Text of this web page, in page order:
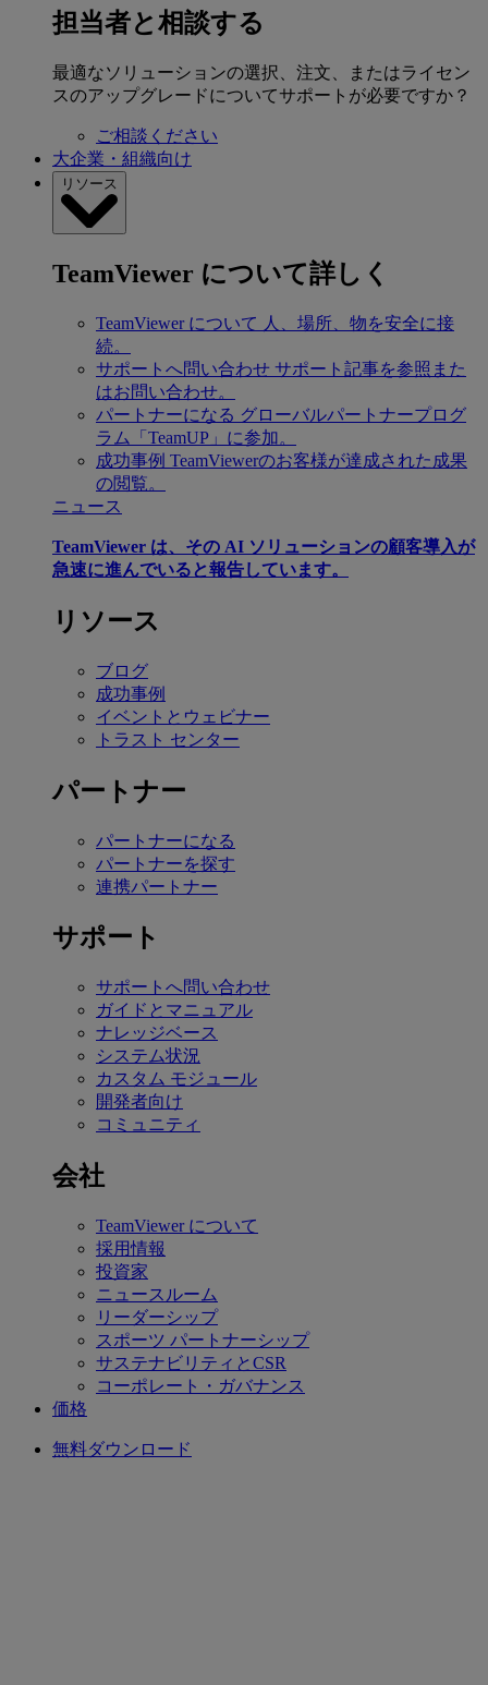
担当者と相談する
最適なソリューションの選択、注文、またはライセン
スのアップグレードについてサポートが必要ですか？
ご相談ください
大企業・組織向け
リソース
TeamViewer について詳しく
TeamViewer について 人、場所、物を安全に接
続。
サポートへ問い合わせ サポート記事を参照また
はお問い合わせ。
パートナーになる グローバルパートナープログ
ラム「TeamUP」に参加。
成功事例 TeamViewerのお客様が達成された成果
の閲覧。
ニュース
TeamViewer は、その AI ソリューションの顧客導入が
急速に進んでいると報告しています。
リソース
ブログ
成功事例
イベントとウェビナー
トラスト センター
パートナー
パートナーになる
パートナーを探す
連携パートナー
サポート
サポートへ問い合わせ
ガイドとマニュアル
ナレッジベース
システム状況
カスタム モジュール
開発者向け
コミュニティ
会社
TeamViewer について
採用情報
投資家
ニュースルーム
リーダーシップ
スポーツ パートナーシップ
サステナビリティとCSR
コーポレート・ガバナンス
価格
無料ダウンロード